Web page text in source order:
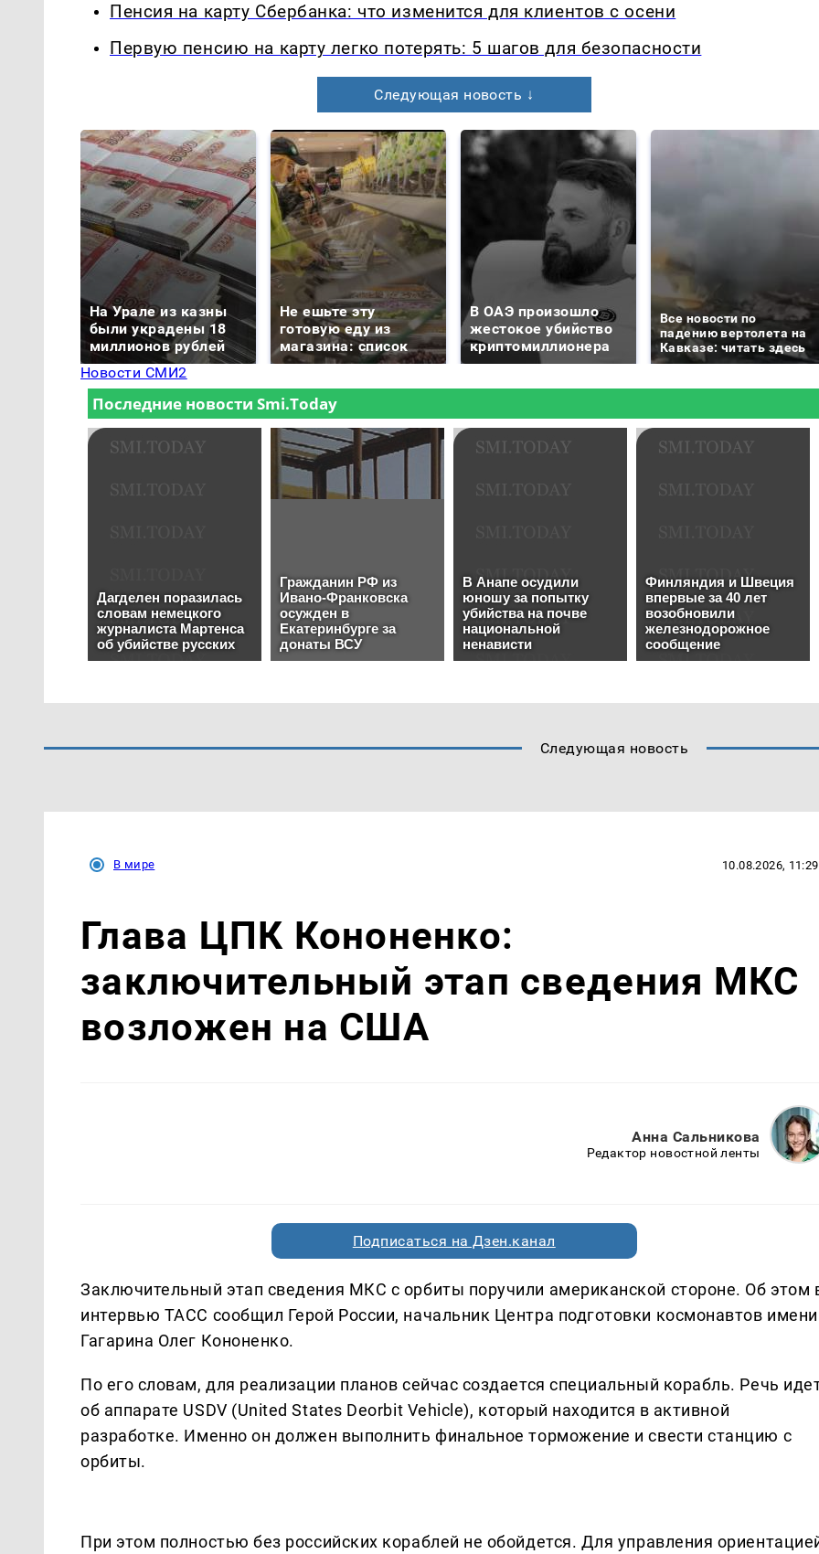
Пенсия на карту Сбербанка: что изменится для клиентов с осени
Первую пенсию на карту легко потерять: 5 шагов для безопасности
Следующая новость ↓
На Урале из казны
были украдены 18
миллионов рублей
Не ешьте эту
готовую еду из
магазина: список
В ОАЭ произошло
жестокое убийство
криптомиллионера
Все новости по
падению вертолета на
Кавказе: читать здесь
Новости СМИ2
Следующая новость
В мире 10.08.2026, 11:29
Глава ЦПК Кононенко:
заключительный этап сведения МКС
возложен на США
Анна Сальникова
Редактор новостной ленты
Подписаться на Дзен.канал
Заключительный этап сведения МКС с орбиты поручили американской стороне. Об этом
интервью ТАСС сообщил Герой России, начальник Центра подготовки космонавтов имени
Гагарина Олег Кононенко.
По его словам, для реализации планов сейчас создается специальный корабль. Речь
об аппарате USDV (United States Deorbit Vehicle), который находится в активной
разработке. Именно он должен выполнить финальное торможение и свести станцию с
орбиты.
При этом полностью без российских кораблей не обойдется. Для управления